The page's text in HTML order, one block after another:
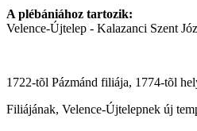
A plébániához tartozik:
Velence-Újtelep - Kalazanci Szent
1722-tõl Pázmánd filiája, 1774-tõl
Filiájának, Velence-Újtelepnek új